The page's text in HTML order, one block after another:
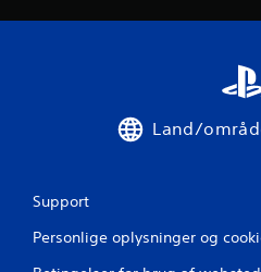
Land/
Support
Personlige oplysninger og